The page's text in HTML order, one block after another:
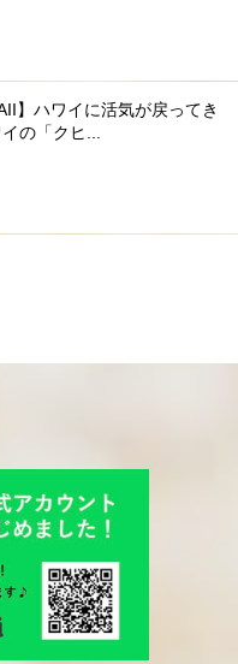
】ハワイに活気が戻ってき
の「クヒ...